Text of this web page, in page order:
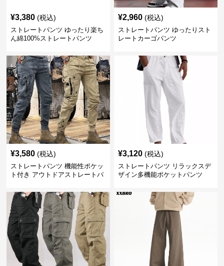
¥3,380 (税込)
ストレートパンツ ゆったり楽ち
ん綿100%ストレートパンツ
¥2,960 (税込)
ストレートパンツ ゆったりスト
レートカーゴパンツ
¥3,580 (税込)
ストレートパンツ 機能性ポケッ
ト付き アウトドアストレートパ
¥3,120 (税込)
ストレートパンツ リラックスデ
ザイン多機能ポケットパンツ